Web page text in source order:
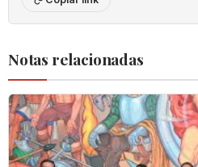
Notas relacionadas